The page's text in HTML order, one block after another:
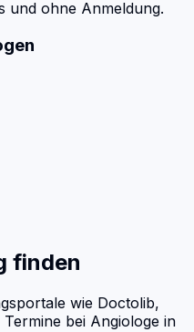
und ohne Anmeldung.
finden
wie Doctolib,
bei Angiologe in